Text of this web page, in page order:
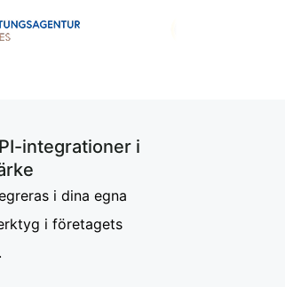
integrationer i
i dina egna
i företagets